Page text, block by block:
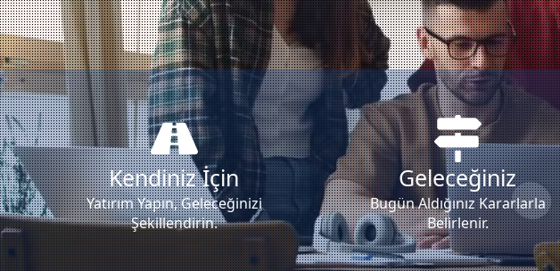
Kendiniz İçin
Yatırım Yapın, Geleceğinizi
Şekillendirin.
Geleceğiniz
Bugün Aldığınız Kararlarla
Belirlenir.